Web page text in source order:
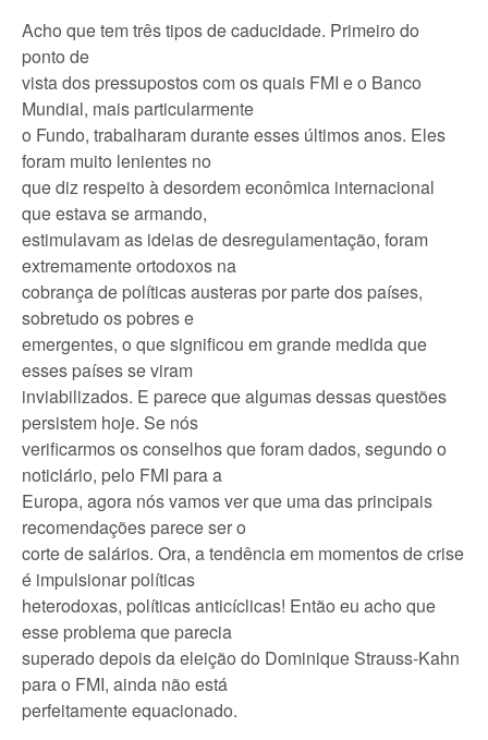
Acho que tem três tipos de caducidade. Primeiro do
ponto de
vista dos pressupostos com os quais FMI e o Banco
Mundial, mais particularmente
o Fundo, trabalharam durante esses últimos anos. Eles
foram muito lenientes no
que diz respeito à desordem econômica internacional
que estava se armando,
estimulavam as ideias de desregulamentação, foram
extremamente ortodoxos na
cobrança de políticas austeras por parte dos países,
sobretudo os pobres e
emergentes, o que significou em grande medida que
esses países se viram
inviabilizados. E parece que algumas dessas questões
persistem hoje. Se nós
verificarmos os conselhos que foram dados, segundo o
noticiário, pelo FMI para a
Europa, agora nós vamos ver que uma das principais
recomendações parece ser o
corte de salários. Ora, a tendência em momentos de crise
é impulsionar políticas
heterodoxas, políticas anticíclicas! Então eu acho que
esse problema que parecia
superado depois da eleição do Dominique Strauss-Kahn
para o FMI, ainda não está
perfeitamente equacionado.